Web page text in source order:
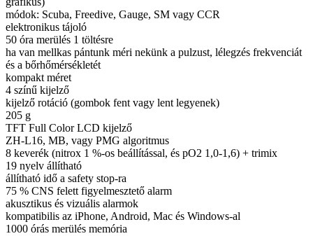
módok: Scuba, Freedive, Gauge, SM vagy CCR
elektronikus tájoló
50 óra merülés 1 töltésre
ha van mellkas pántunk méri nekünk a pulzust, lélegzés frekvenciát
és a bőrhőmérsékletét
kompakt méret
4 színű kijelző
kijelző rotáció (gombok fent vagy lent legyenek)
205 g
TFT Full Color LCD kijelző
ZH-L16, MB, vagy PMG algoritmus
8 keverék (nitrox 1 %-os beállítással, és pO2 1,0-1,6) + trimix
19 nyelv állítható
állítható idő a safety stop-ra
75 % CNS felett figyelmesztető alarm
akusztikus és vizuális alarmok
kompatibilis az iPhone, Android, Mac és Windows-al
1000 órás merülés memória